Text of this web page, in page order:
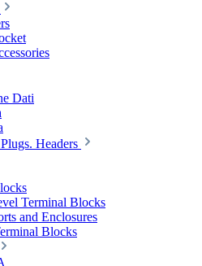
Dati
Headers
Terminal Blocks
and Enclosures
Blocks